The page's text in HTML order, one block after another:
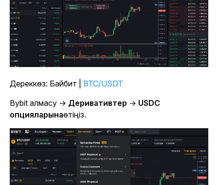
Дереккөз: Байбит | BTC/USDT
Bybit алмасу → Деривативтер → USDC
опцияларынаөтіңіз.